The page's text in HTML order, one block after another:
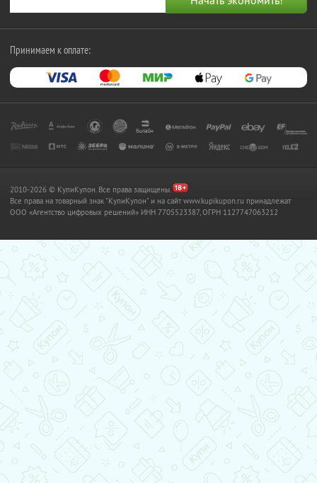
Принимаем к оплате:
2010-2026 © КупиКупон. Все права защищены.
Все права на товарный знак "КупиКупон" и на сайт www.kupikupon.ru принадлежат
OOO «Агентство цифровых решений» ИНН 7705523387, ОГРН 1127747063212